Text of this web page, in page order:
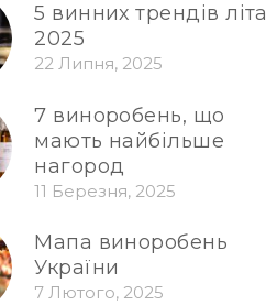
5 винних трендів літа
2025
22 Липня, 2025
7 виноробень, що
мають найбільше
нагород
11 Березня, 2025
Мапа виноробень
України
7 Лютого, 2025